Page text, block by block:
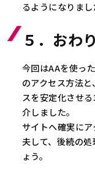
るようになりまし
５．おわ
今回はAAを使っ
のアクセス方法
スを安定化させ
介しました。
サイトへ確実に
夫して、後続の
ょう。